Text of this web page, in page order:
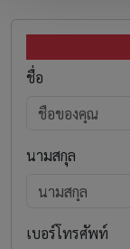
ชื่อ
นามสกุล
เบอร์โทรศัพท์